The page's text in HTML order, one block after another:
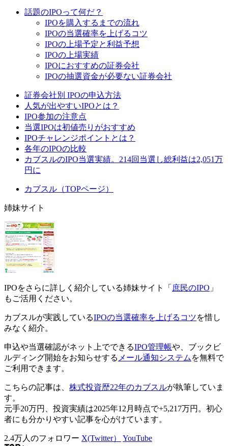
話題のIPOって何だ？
IPOを購入するまでの流れ
IPOの当選確率を上げるコツ
IPOの上場予定と利益予想
IPOの上場実績
IPOにおすすめの証券会社
IPOの抽選資金が必要ない証券会社
証券会社別 IPOの申込方法
人気が出やすいIPOとは？
IPO参加の注意点
当選IPOは初値売りがおすすめ
IPOチャレンジポイントとは？
各年のIPOの比較
カブスルのIPO当選実績。214回当選し総利益は2,051万
円に
カブスル（TOPページ）
姉妹サイト
IPOをさらに詳しく紹介している姉妹サイト「 庶民のIPO 」
もご活用ください。
カブスルが実践しているIPOの当選確率を上げるコツを惜し
みなく紹介。
申込や当選確認がネット上でできるIPO管理帳や、ブックビ
ルディング開始をお知らせする メール通知システム を無料で
ご利用できます。
こちらの記事は、 株式投資歴22年のカブスルが執筆していま
す。
元手20万円、投資実績は2025年12月時点で+5,217万円。初心
者にも分かりやすい記事を心がけています。
2.4万人のフォロワー X(Twitter） YouTube